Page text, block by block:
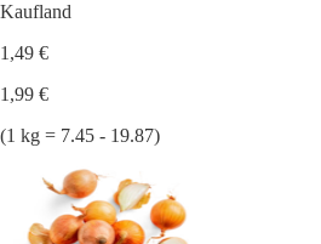
Kaufland
1,49 €
1,99 €
(1 kg = 7.45 - 19.87)